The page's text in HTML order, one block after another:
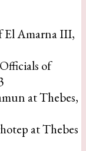
El Amarna III,
of
at Thebes,
at Thebes